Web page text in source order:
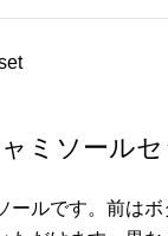
ミソールセ
ールです。前はボ